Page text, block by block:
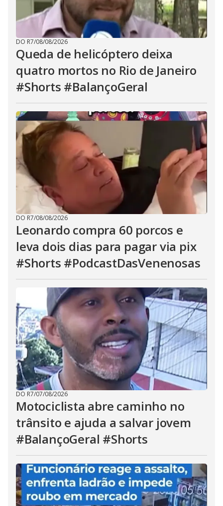
DO R7/08/08/2026
Queda de helicóptero deixa
quatro mortos no Rio de Janeiro
#Shorts #BalançoGeral
DO R7/08/08/2026
Leonardo compra 60 porcos e
leva dois dias para pagar via pix
#Shorts #PodcastDasVenenosas
DO R7/07/08/2026
Motociclista abre caminho no
trânsito e ajuda a salvar jovem
#BalançoGeral #Shorts